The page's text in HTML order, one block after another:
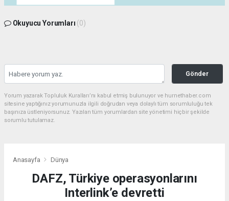
Okuyucu Yorumları (0)
Gönder
Yorum yazarak Topluluk Kuralları’nı kabul etmiş bulunuyor ve hurnethaber.com
sitesine yaptığınız yorumunuzla ilgili doğrudan veya dolaylı tüm sorumluluğu tek
başınıza üstleniyorsunuz. Yazılan tüm yorumlardan site yönetimi hiçbir şekilde
sorumlu tutulamaz.
Anasayfa Dünya
DAFZ, Türkiye operasyonlarını
Interlink’e devretti